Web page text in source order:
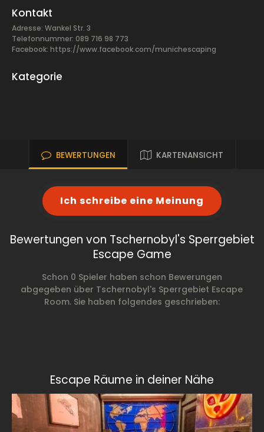
Kontakt
Adresse: Wankel Str. 3
Telefonnummer: 089 716 98 773
Facebook: https://www.facebook.com/munichescaping
Kategorie
BEWERTUNGEN KARTENANSICHT
Ich schreibe eine Meinung
Bewertungen von Tschernobyl's Sperrgebiet
Escape Game
Schon 0 Spieler haben schon Bewerungen
abgegeben über Tschernobyl's Sperrgebiet Escape
Room. Sie haben folgendes geschrieben:
Escape Räume in deiner Nähe